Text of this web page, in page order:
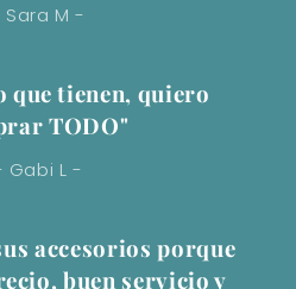
M -
que tienen, quiero
TODO"
Gabi L -
accesorios porque
buen servicio y